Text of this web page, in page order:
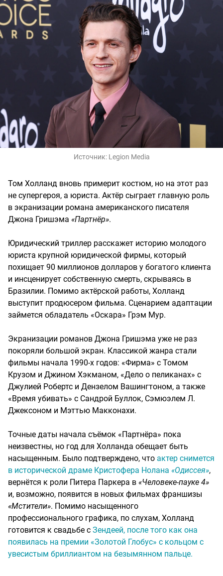
Источник: Legion Media
Том Холланд вновь примерит костюм, но на этот раз
не супергероя, а юриста. Актёр сыграет главную роль
в экранизации романа американского писателя
Джона Гришэма «Партнёр».
Юридический триллер расскажет историю молодого
юриста крупной юридической фирмы, который
похищает 90 миллионов долларов у богатого клиента
и инсценирует собственную смерть, скрываясь в
Бразилии. Помимо актёрской работы, Холланд
выступит продюсером фильма. Сценарием адаптации
займется обладатель «Оскара» Грэм Мур.
Экранизации романов Джона Гришэма уже не раз
покоряли большой экран. Классикой жанра стали
фильмы начала 1990-х годов: «Фирма» с Томом
Крузом и Джином Хэкманом, «Дело о пеликанах» с
Джулией Робертс и Дензелом Вашингтоном, а также
«Время убивать» с Сандрой Буллок, Сэмюэлем Л.
Джексоном и Мэттью Макконахи.
Точные даты начала съёмок «Партнёра» пока
неизвестны, но год для Холланда обещает быть
насыщенным. Было подтверждено, что актер снимется
в исторической драме Кристофера Нолана «Одиссея»,
вернётся к роли Питера Паркера в «Человеке-пауке 4»
и, возможно, появится в новых фильмах франшизы
«Мстители». Помимо насыщенного
профессионального графика, по слухам, Холланд
готовится к свадьбе с Зендеей, после того как она
появилась на премии «Золотой Глобус» с кольцом с
увесистым бриллиантом на безымянном пальце.